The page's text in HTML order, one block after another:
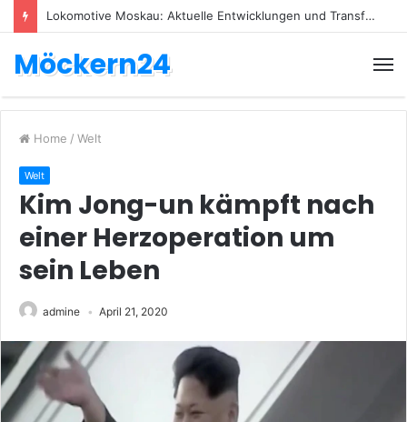
Lokomotive Moskau: Aktuelle Entwicklungen und Transfers
Möckern24
Home / Welt
Welt
Kim Jong-un kämpft nach
einer Herzoperation um
sein Leben
admine April 21, 2020